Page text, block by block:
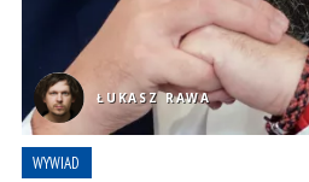
ŁUKASZ RAWA
WYWIAD